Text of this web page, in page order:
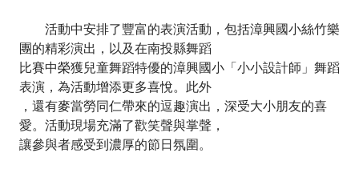
活動中安排了豐富的表演活動，包括漳興國小絲竹樂
團的精彩演出，以及在南投縣舞蹈
比賽中榮獲兒童舞蹈特優的漳興國小「小小設計師」舞蹈
表演，為活動增添更多喜悅。此外
，還有麥當勞同仁帶來的逗趣演出，深受大小朋友的喜
愛。活動現場充滿了歡笑聲與掌聲，
讓參與者感受到濃厚的節日氛圍。